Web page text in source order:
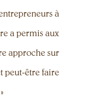
à
a permis aux
approche sur
peut-être faire